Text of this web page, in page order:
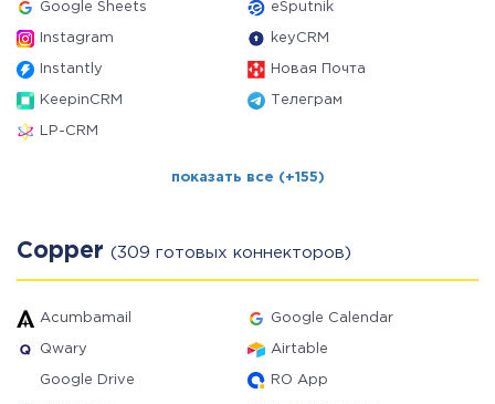
Google Sheets eSputnik
Instagram keyCRM
Instantly Новая Почта
KeepinCRM Телеграм
LP-CRM
показать все (+155)
Copper (309 готовых коннекторов)
Acumbamail Google Calendar
Qwary Airtable
Google Drive RO App